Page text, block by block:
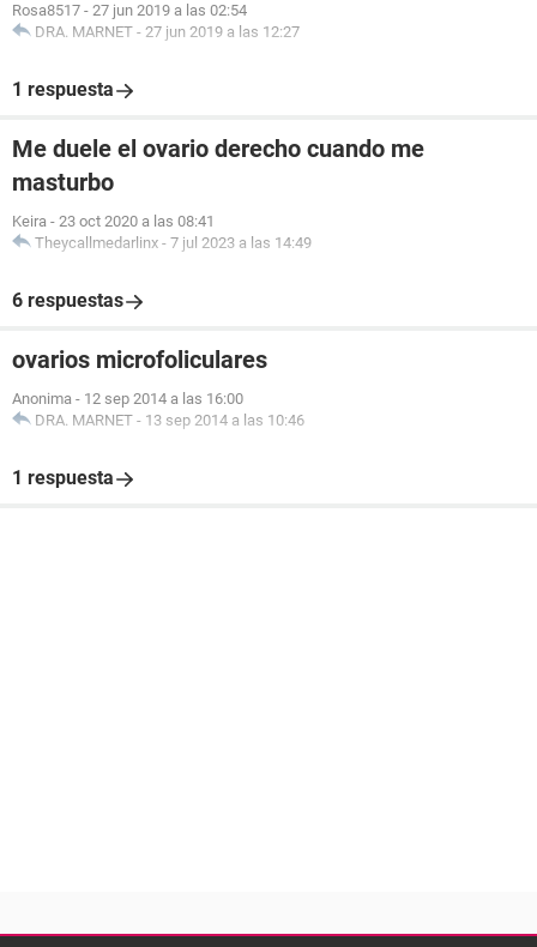
Rosa8517 - 27 jun 2019 a las 02:54
DRA. MARNET - 27 jun 2019 a las 12:27
1 respuesta
Me duele el ovario derecho cuando me
masturbo
Keira - 23 oct 2020 a las 08:41
Theycallmedarlinx - 7 jul 2023 a las 14:49
6 respuestas
ovarios microfoliculares
Anonima - 12 sep 2014 a las 16:00
DRA. MARNET - 13 sep 2014 a las 10:46
1 respuesta